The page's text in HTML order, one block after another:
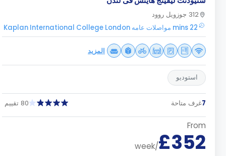
312 جوزويل روود
22 mins مواصلات عامه Kaplan International College London
المزيد
استوديو
غرف متاحة 80 تقييم
From
£352
/week